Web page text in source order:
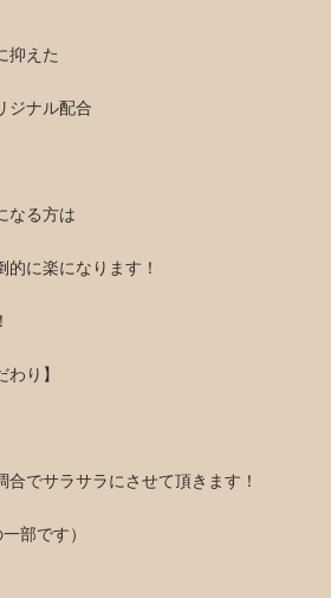
抑えた
ジナル配合
なる方は
的に楽になります！
わり】
でサラサラにさせて頂きます！
部です）